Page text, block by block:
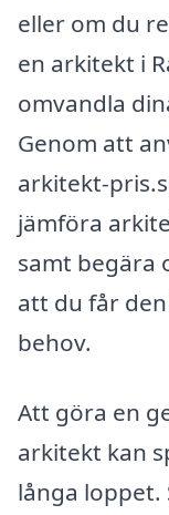
eller om du
en arkitekt i
omvandla
Genom att
arkitekt-
jämföra
samt begära
att du får
behov.
Att göra en
arkitekt kan
långa loppet.